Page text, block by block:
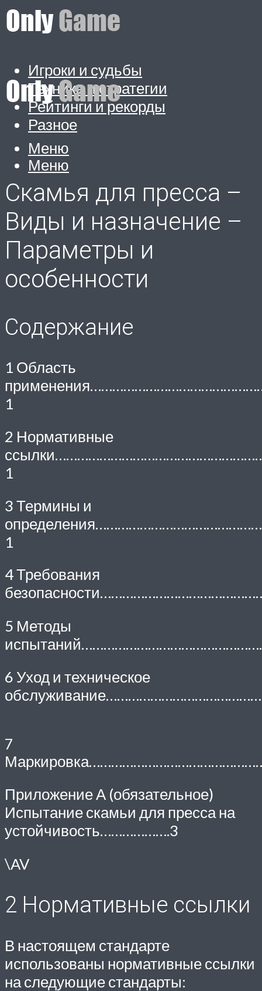
Игроки и судьбы
Техника и стратегии
Рейтинги и рекорды
Разное
Меню
Меню
Скамья для пресса –
Виды и назначение –
Параметры и
особенности
Содержание
1 Область
1
2 Нормативные
1
3 Термины и
1
4 Требования
5 Методы
6 Уход и техническое
7
Приложение А (обязательное)
Испытание скамьи для пресса на
устойчивость……………….3
\AV
2 Нормативные ссылки
В настоящем стандарте
использованы нормативные ссылки
на следующие стандарты: